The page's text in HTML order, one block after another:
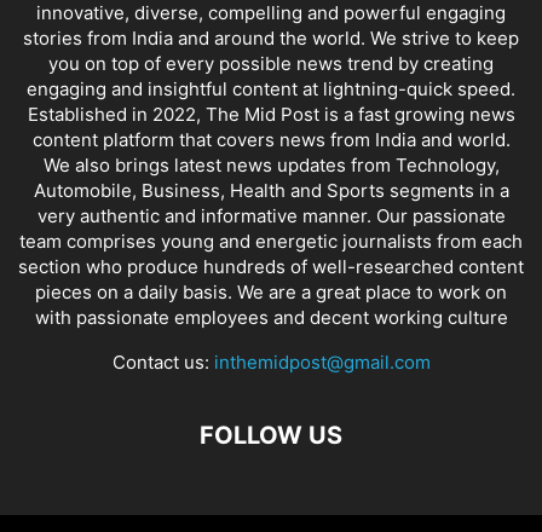
innovative, diverse, compelling and powerful engaging
stories from India and around the world. We strive to keep
you on top of every possible news trend by creating
engaging and insightful content at lightning-quick speed.
Established in 2022, The Mid Post is a fast growing news
content platform that covers news from India and world.
We also brings latest news updates from Technology,
Automobile, Business, Health and Sports segments in a
very authentic and informative manner. Our passionate
team comprises young and energetic journalists from each
section who produce hundreds of well-researched content
pieces on a daily basis. We are a great place to work on
with passionate employees and decent working culture
Contact us: inthemidpost@gmail.com
FOLLOW US